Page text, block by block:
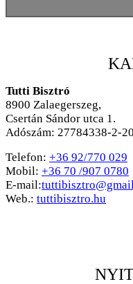
Tutti Bisztró
8900 Zalaegerszeg,
Csertán Sándor utca 1.
Adószám: 27784338-2-20
Telefon: +36 92/770 029
Mobil: +36 70 /907 0780
E-mail:
Web.: tuttibisztro.hu